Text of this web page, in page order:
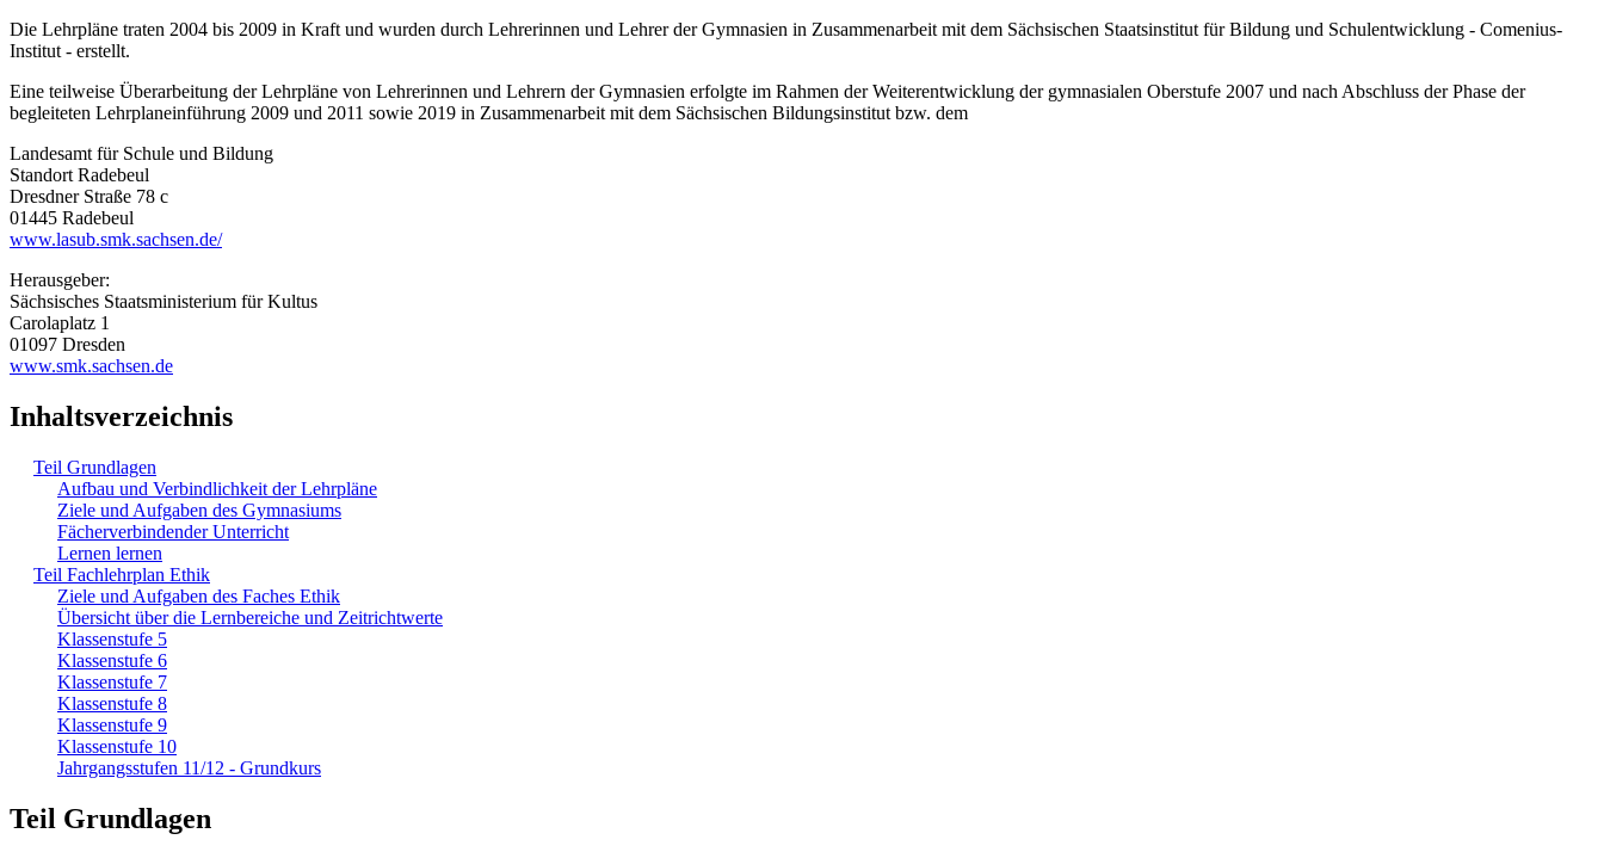
Die Lehrpläne traten 2004 bis 2009 in Kraft und wurden durch Lehrerinnen und Lehrer der Gymnasien in Zusammenarbeit mit dem Sächsischen Staatsinstitut für Bildung und Schulentwicklung - Comenius-
Institut - erstellt.
Eine teilweise Überarbeitung der Lehrpläne von Lehrerinnen und Lehrern der Gymnasien erfolgte im Rahmen der Weiterentwicklung der gymnasialen Oberstufe 2007 und nach Abschluss der Phase der
begleiteten Lehrplaneinführung 2009 und 2011 sowie 2019 in Zusammenarbeit mit dem Sächsischen Bildungsinstitut bzw. dem
Landesamt für Schule und Bildung
Standort Radebeul
Dresdner Straße 78 c
01445 Radebeul
www.lasub.smk.sachsen.de/
Herausgeber:
Sächsisches Staatsministerium für Kultus
Carolaplatz 1
01097 Dresden
www.smk.sachsen.de
Inhaltsverzeichnis
Teil Grundlagen
Aufbau und Verbindlichkeit der Lehrpläne
Ziele und Aufgaben des Gymnasiums
Fächerverbindender Unterricht
Lernen lernen
Teil Fachlehrplan Ethik
Ziele und Aufgaben des Faches Ethik
Übersicht über die Lernbereiche und Zeitrichtwerte
Klassenstufe 5
Klassenstufe 6
Klassenstufe 7
Klassenstufe 8
Klassenstufe 9
Klassenstufe 10
Jahrgangsstufen 11/12 - Grundkurs
Teil Grundlagen